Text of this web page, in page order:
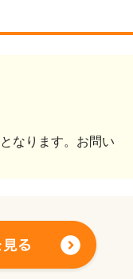
なります。お問い